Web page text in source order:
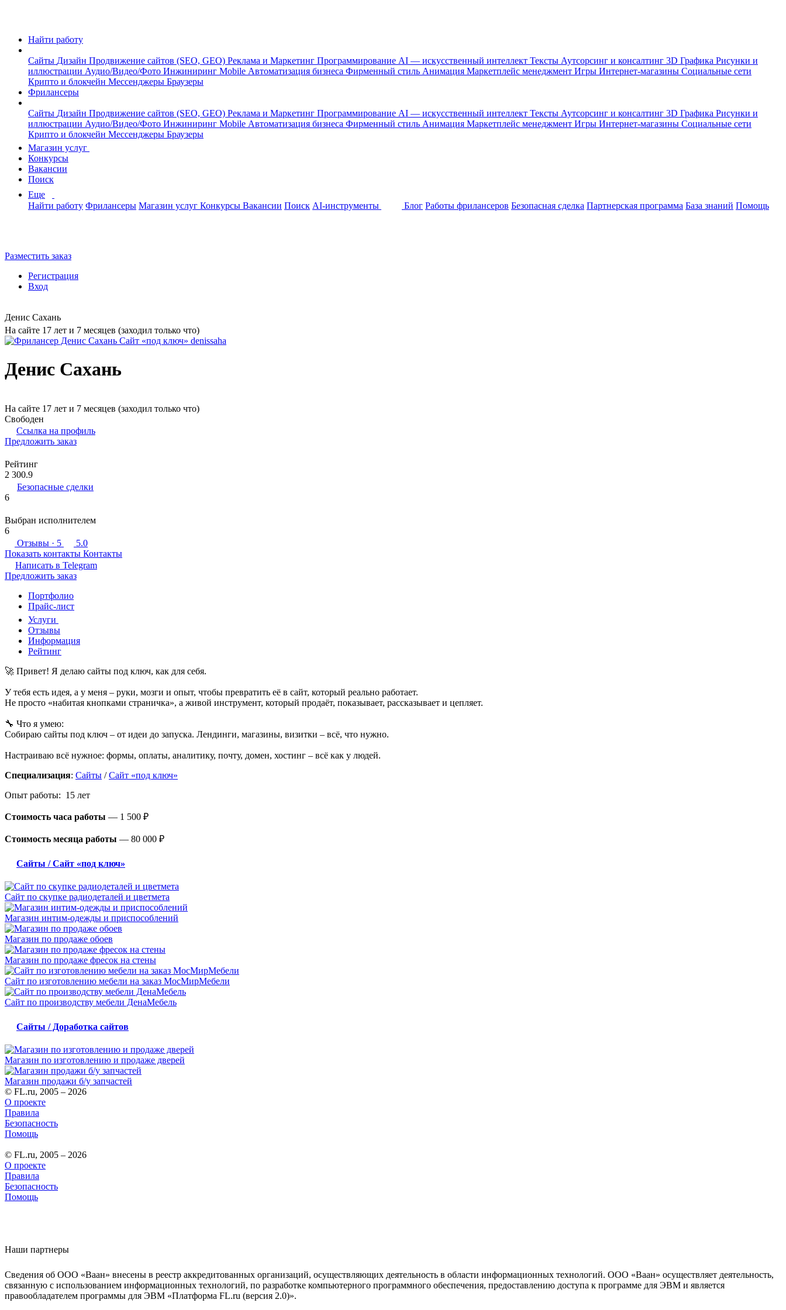
Найти работу
Сайты Дизайн Продвижение сайтов (SEO, GEO) Реклама и Маркетинг Программирование AI — искусственный интеллект Тексты Аутсорсинг и консалтинг 3D Графика Рисунки и
иллюстрации Аудио/Видео/Фото Инжиниринг Mobile Автоматизация бизнеса Фирменный стиль Анимация Маркетплейс менеджмент Игры Интернет-магазины Социальные сети
Крипто и блокчейн Мессенджеры Браузеры
Фрилансеры
Сайты Дизайн Продвижение сайтов (SEO, GEO) Реклама и Маркетинг Программирование AI — искусственный интеллект Тексты Аутсорсинг и консалтинг 3D Графика Рисунки и
иллюстрации Аудио/Видео/Фото Инжиниринг Mobile Автоматизация бизнеса Фирменный стиль Анимация Маркетплейс менеджмент Игры Интернет-магазины Социальные сети
Крипто и блокчейн Мессенджеры Браузеры
Магазин услуг
Конкурсы
Вакансии
Поиск
Еще
Найти работу Фрилансеры Магазин услуг Конкурсы Вакансии Поиск AI-инструменты Блог Работы фрилансеров Безопасная сделка Партнерская программа База знаний Помощь
Разместить заказ
Регистрация
Вход
Денис Сахань
На сайте 17 лет и 7 месяцев (заходил только что)
Денис Сахань
На сайте 17 лет и 7 месяцев (заходил только что)
Свободен
Ссылка на профиль
Предложить заказ
Рейтинг
2 300.9
Безопасные сделки
6
Выбран исполнителем
6
Отзывы · 5
5.0
Показать контакты Контакты
Написать в Telegram
Предложить заказ
Портфолио
Прайс-лист
Услуги
Отзывы
Информация
Рейтинг
🚀 Привет! Я делаю сайты под ключ, как для себя.
У тебя есть идея, а у меня – руки, мозги и опыт, чтобы превратить её в сайт, который реально работает.
Не просто «набитая кнопками страничка», а живой инструмент, который продаёт, показывает, рассказывает и цепляет.
🔧 Что я умею:
Собираю сайты под ключ – от идеи до запуска. Лендинги, магазины, визитки – всё, что нужно.
Настраиваю всё нужное: формы, оплаты, аналитику, почту, домен, хостинг – всё как у людей.
Специализация: Сайты /Сайт «под ключ»
Опыт работы: 15 лет
Стоимость часа работы — 1 500 ₽
Стоимость месяца работы — 80 000 ₽
Сайты / Сайт «под ключ»
Сайт по скупке радиодеталей и цветмета
Магазин интим-одежды и приспособлений
Магазин по продаже обоев
Магазин по продаже фресок на стены
Сайт по изготовлению мебели на заказ МосМирМебели
Сайт по производству мебели ДенаМебель
Сайты / Доработка сайтов
Магазин по изготовлению и продаже дверей
Магазин продажи б/у запчастей
© FL.ru, 2005 – 2026
О проекте
Правила
Безопасность
Помощь
© FL.ru, 2005 – 2026
О проекте
Правила
Безопасность
Помощь
Наши партнеры
Сведения об ООО «Ваан» внесены в реестр аккредитованных организаций, осуществляющих деятельность в области информационных технологий. ООО «Ваан» осуществляет деятельность,
связанную с использованием информационных технологий, по разработке компьютерного программного обеспечения, предоставлению доступа к программе для ЭВМ и является
правообладателем программы для ЭВМ «Платформа FL.ru (версия 2.0)».